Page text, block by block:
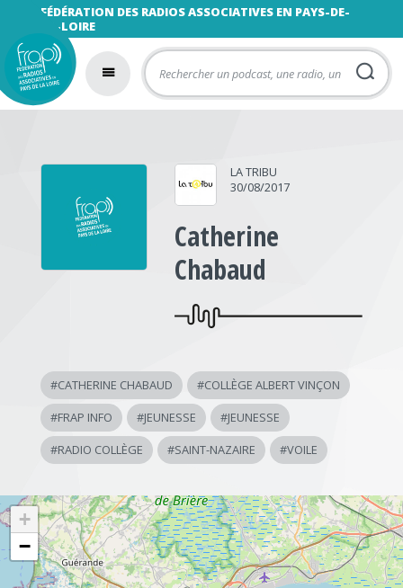
FÉDÉRATION DES RADIOS ASSOCIATIVES EN PAYS-DE-
LA-LOIRE
LA TRIBU
30/08/2017
Catherine
Chabaud
#CATHERINE CHABAUD #COLLÈGE ALBERT VINÇON
#FRAP INFO #JEUNESSE #JEUNESSE
#RADIO COLLÈGE #SAINT-NAZAIRE #VOILE
+
−